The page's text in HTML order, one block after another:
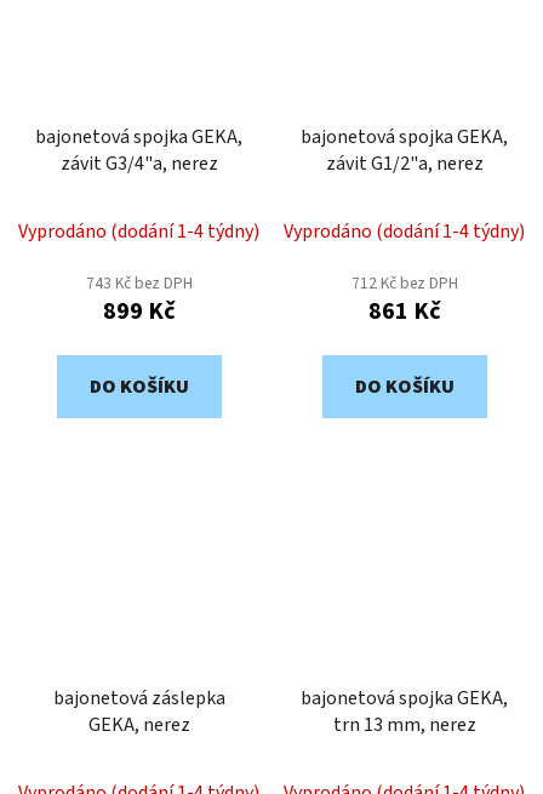
bajonetová spojka GEKA,
závit G3/4"a, nerez
Vyprodáno (dodání 1-4 týdny)
743 Kč bez DPH
899 Kč
DO KOŠÍKU
bajonetová spojka GEKA,
závit G1/2"a, nerez
Vyprodáno (dodání 1-4 týdny)
712 Kč bez DPH
861 Kč
DO KOŠÍKU
bajonetová záslepka
GEKA, nerez
bajonetová spojka GEKA,
trn 13 mm, nerez